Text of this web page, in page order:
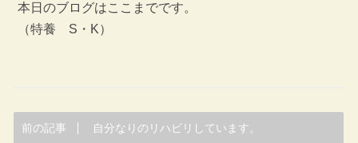
本日のブログはここまでです。
（特養 S・K）
前の記事 自分なりのリハビリしています。